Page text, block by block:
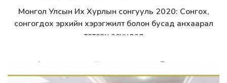
Дэлгэрэнгүй
Монгол Улсын Их Хурлын сонгууль 2020: Сонгох,
сонгогдох эрхийн хэрэгжилт болон бусад анхаарал
татсан асуудал